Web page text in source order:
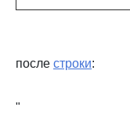
после строки:
"